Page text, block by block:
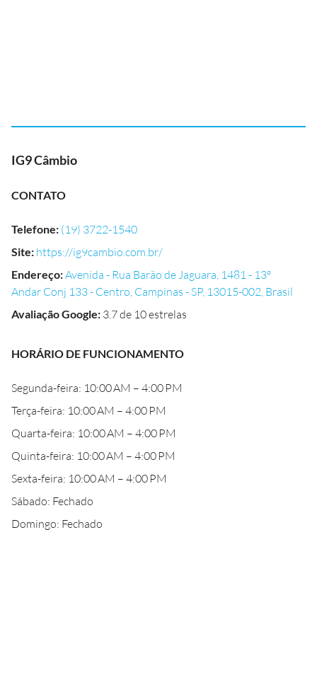
IG9 Câmbio
CONTATO
Telefone: (19) 3722-1540
Site: https://ig9cambio.com.br/
Endereço:Avenida - Rua Barão de Jaguara, 1481 - 13º
Andar Conj 133 - Centro, Campinas - SP, 13015-002, Brasil
Avaliação Google: 3.7 de 10 estrelas
HORÁRIO DE FUNCIONAMENTO
Segunda-feira: 10:00 AM – 4:00 PM
Terça-feira: 10:00 AM – 4:00 PM
Quarta-feira: 10:00 AM – 4:00 PM
Quinta-feira: 10:00 AM – 4:00 PM
Sexta-feira: 10:00 AM – 4:00 PM
Sábado: Fechado
Domingo: Fechado